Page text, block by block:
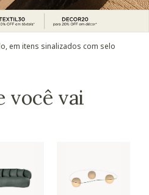
em itens sinalizados com selo
você vai